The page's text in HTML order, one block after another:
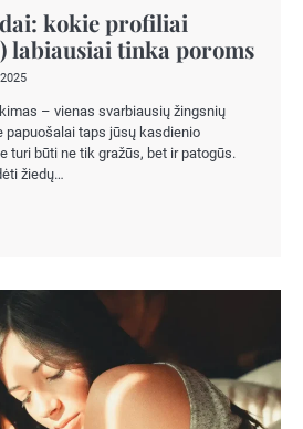
kokie profiliai
labiausiai tinka poroms
– vienas svarbiausių žingsnių
papuošalai taps jūsų kasdienio
turi būti ne tik gražūs, bet ir patogūs.
žiedų…